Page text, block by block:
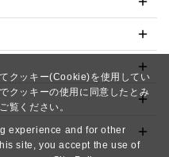
クッキー(Cookie)を使用してい
クッキーの使用に同意したとみ
覧ください。
experience and for other
site, you accept the use of